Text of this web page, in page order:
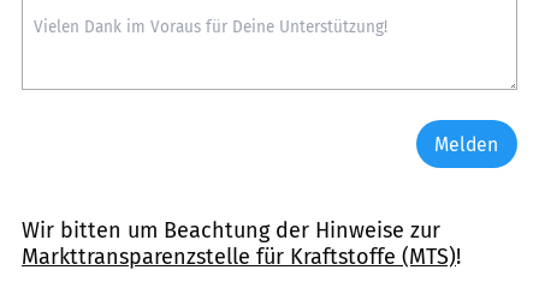
Melden
Wir bitten um Beachtung der Hinweise zur
Markttransparenzstelle für Kraftstoffe (MTS)!